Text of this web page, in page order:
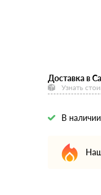
Доставка в
Узнать
В наличии